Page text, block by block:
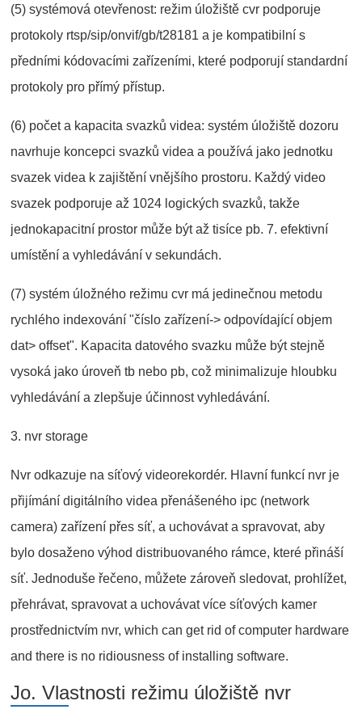
(5) systémová otevřenost: režim úložiště cvr podporuje
protokoly rtsp/sip/onvif/gb/t28181 a je kompatibilní s
předními kódovacími zařízeními, které podporují standardní
protokoly pro přímý přístup.
(6) počet a kapacita svazků videa: systém úložiště dozoru
navrhuje koncepci svazků videa a používá jako jednotku
svazek videa k zajištění vnějšího prostoru. Každý video
svazek podporuje až 1024 logických svazků, takže
jednokapacitní prostor může být až tisíce pb. 7. efektivní
umístění a vyhledávání v sekundách.
(7) systém úložného režimu cvr má jedinečnou metodu
rychlého indexování "číslo zařízení-> odpovídající objem
dat> offset". Kapacita datového svazku může být stejně
vysoká jako úroveň tb nebo pb, což minimalizuje hloubku
vyhledávání a zlepšuje účinnost vyhledávání.
3. nvr storage
Nvr odkazuje na síťový videorekordér. Hlavní funkcí nvr je
přijímání digitálního videa přenášeného ipc (network
camera) zařízení přes síť, a uchovávat a spravovat, aby
bylo dosaženo výhod distribuovaného rámce, které přináší
síť. Jednoduše řečeno, můžete zároveň sledovat, prohlížet,
přehrávat, spravovat a uchovávat více síťových kamer
prostřednictvím nvr, which can get rid of computer hardware
and there is no ridiousness of installing software.
Jo. Vlastnosti režimu úložiště nvr